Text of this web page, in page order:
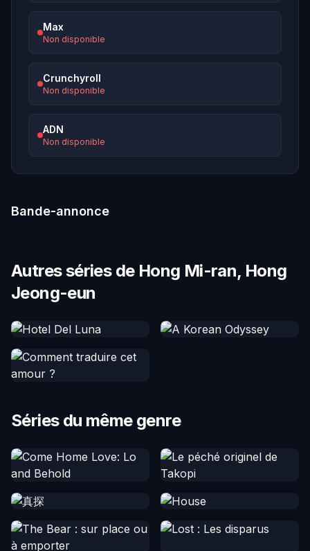
Max
Non disponible
Crunchyroll
Non disponible
ADN
Non disponible
Bande-annonce
Autres séries de Hong Mi-ran, Hong
Jeong-eun
Séries du même genre